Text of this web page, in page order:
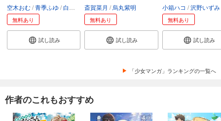
空木おむ 青季ふゆ 白谷ゆう
無料あり
試し読み
斎賀菜月 烏丸紫明
無料あり
試し読み
小箱ハコ 沢野いずみ
無料あり
試し読み
「少女マンガ」ランキングの一覧へ
作者のこれもおすすめ